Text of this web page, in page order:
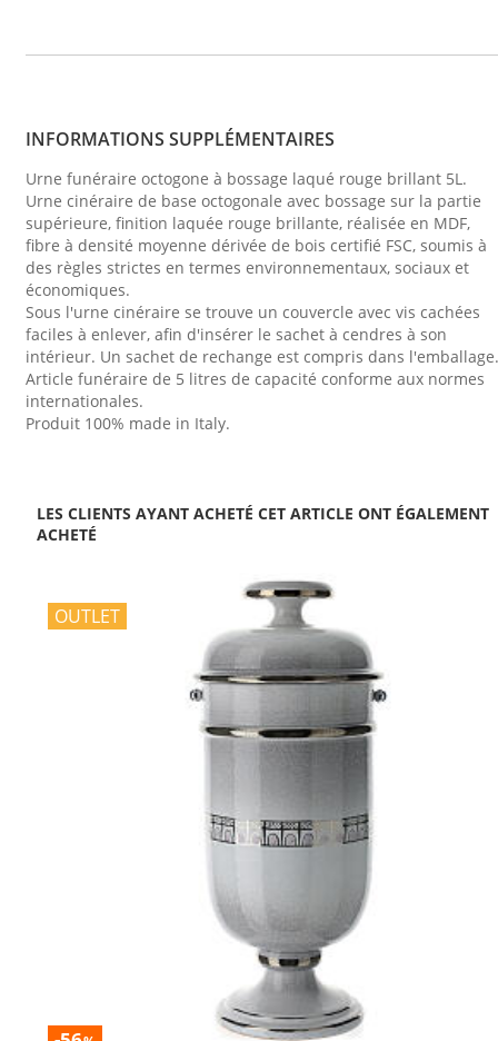
INFORMATIONS SUPPLÉMENTAIRES
Urne funéraire octogone à bossage laqué rouge brillant 5L.
Urne cinéraire de base octogonale avec bossage sur la partie
supérieure, finition laquée rouge brillante, réalisée en MDF,
fibre à densité moyenne dérivée de bois certifié FSC, soumis à
des règles strictes en termes environnementaux, sociaux et
économiques.
Sous l'urne cinéraire se trouve un couvercle avec vis cachées
faciles à enlever, afin d'insérer le sachet à cendres à son
intérieur. Un sachet de rechange est compris dans l'emballage.
Article funéraire de 5 litres de capacité conforme aux normes
internationales.
Produit 100% made in Italy.
LES CLIENTS AYANT ACHETÉ CET ARTICLE ONT ÉGALEMENT
ACHETÉ
OUTLET